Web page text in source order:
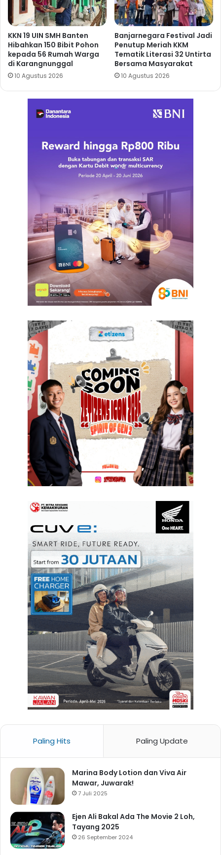
KKN 19 UIN SMH Banten
Hibahkan 150 Bibit Pohon
kepada 56 Rumah Warga
di Karangnunggal
10 Agustus 2026
Banjarnegara Festival Jadi
Penutup Meriah KKM
Tematik Literasi 32 Untirta
Bersama Masyarakat
10 Agustus 2026
Paling Hits Paling Update
Marina Body Lotion dan Viva Air
Mawar, Juwarak!
7 Juli 2025
Ejen Ali Bakal Ada The Movie 2 Loh,
Tayang 2025
26 September 2024